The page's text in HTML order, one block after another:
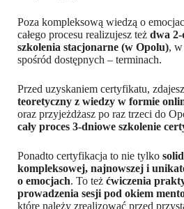
Poza kompleksową wiedzą o
całego procesu realizujesz też dwa
szkolenia stacjonarne (w Opolu),
spośród dostępnych – terminach.
Przed uzyskaniem certyfikatu, zdajesz
teoretyczny z wiedzy w formie
oraz przyjeżdżasz po raz trzeci do
cały proces 3-dniowe szkolenie
Ponadto certyfikacja to nie tylko
kompleksowej, najnowszej i
o emocjach. To też ćwiczenia
prowadzenia sesji pod okiem
które należy zrealizować przed